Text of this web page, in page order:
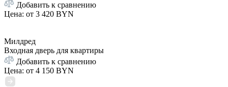
Добавить к сравнению
Цена: от 3 420 BYN
Милдред
Входная дверь для квартиры
Добавить к сравнению
Цена: от 4 150 BYN